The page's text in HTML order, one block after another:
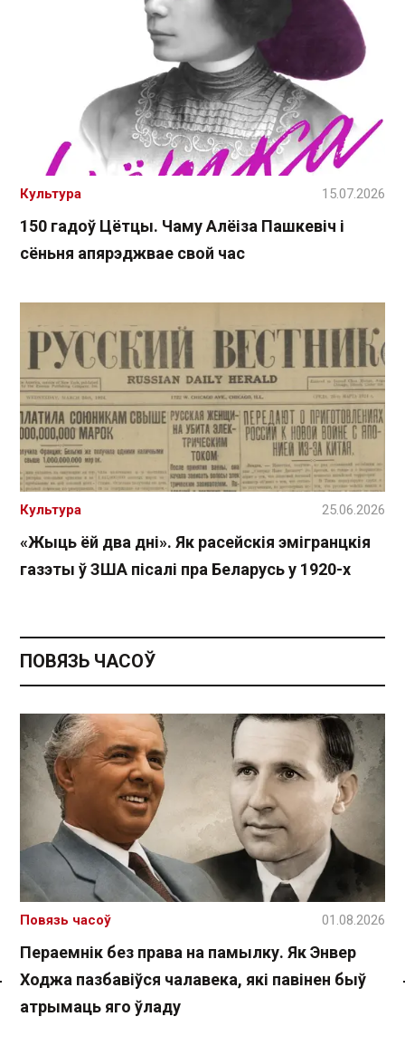
Спасылка без VPN
150 гадоў Цётцы. Чаму Алёіза Пашкевіч і
сёньня апярэджвае свой час
Культура 15.07.2026
«Жыць ёй два дні». Як расейскія эмігранцкія
газэты ў ЗША пісалі пра Беларусь у 1920-х
Культура 25.06.2026
ПОВЯЗЬ ЧАСОЎ
Пераемнік без права на памылку. Як Энвер
Ходжа пазбавіўся чалавека, які павінен быў
атрымаць яго ўладу
Повязь часоў 01.08.2026